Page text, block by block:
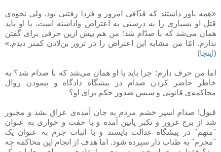
«همه باور داشتند که قذّافی امروز و فردا رفتنی بود. ولی نحوه‌ی
قتل او بسیاری را به درستی به اعتراض واداشته است. با او باید
همان می‌شد که با صدّام شد؛ من هم بیش ازین حرفی برای گفتن
ندارم. امّا من مشابه این اعتراض را در ترور بن‌لادن کمتر دیدم.»
( اینجا)
اما من حرف دارم؛ چرا باید با او همان می‌شد که با صدام شد؟ به
خاطر حاضر کردن صدام در پیشگاه دادگاه و پیمودن روال
محاکمه‌ی قانونی و سپس صدور حکم برای او؟
قبول! صدام اسیر خشم مردم به جان آمده‌ی عراق نشد و مجبور
شد از برج غرور و تکبر پایین آمده و با خفت و خواری به عنوان
"متهم" در پیشگاه عدالت بایستد و با اثبات جرم به عنوان یک
"مجرم" به طناب دار سپرده شود. اما هدف از انجام این محاکمه چه